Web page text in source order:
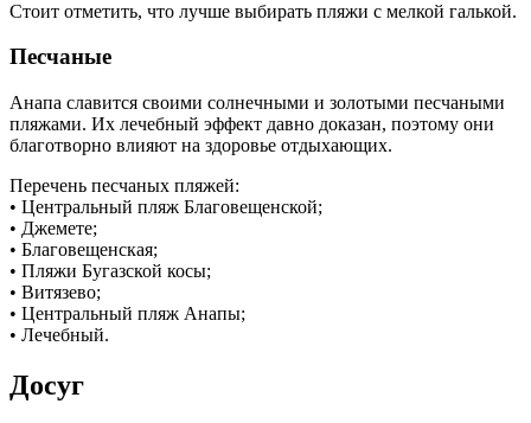
Стоит отметить, что лучше выбирать пляжи с мелкой галькой.
Песчаные
Анапа славится своими солнечными и золотыми песчаными
пляжами. Их лечебный эффект давно доказан, поэтому они
благотворно влияют на здоровье отдыхающих.
Перечень песчаных пляжей:
• Центральный пляж Благовещенской;
• Джемете;
• Благовещенская;
• Пляжи Бугазской косы;
• Витязево;
• Центральный пляж Анапы;
• Лечебный.
Досуг